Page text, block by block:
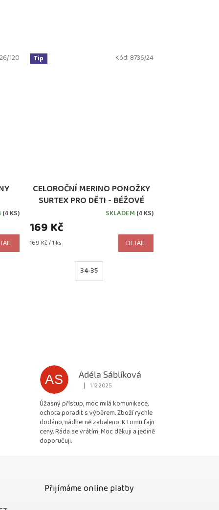
(4 KS)
120 Tip
CELOROČNÍ MERINO PONOŽKY
SURTEX PRO DĚTI - BÉŽOVÉ
SKLADEM (4 KS)
169 Kč
Měrná
169 Kč / 1 ks DETAIL
34-35
Kód: 8736/24
z 5 hvězdiček.
AS
Adéla Sáblíková
Hodnocení obchodu je 5 z 5 hvězdiček.
| 1.12.2025
Úžasný přístup, moc milá komunikace,
ochota poradit s výběrem. Zboží rychle
dodáno, nádherně zabaleno. K tomu fajn
ceny. Ráda se vrátím. Moc děkuji a jedině
doporučuji.
Přijímáme online platby